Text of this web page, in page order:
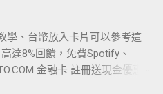
，就能自動從你的加密錢包扣
取最高 10% 的現金回饋。今
用戶深度實測了市面上討論度
學、台幣放入卡片可以參考這
達8%回饋，免費Spotify、
金融卡 註冊送現金優惠&